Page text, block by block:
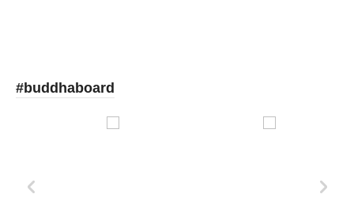
#buddhaboard